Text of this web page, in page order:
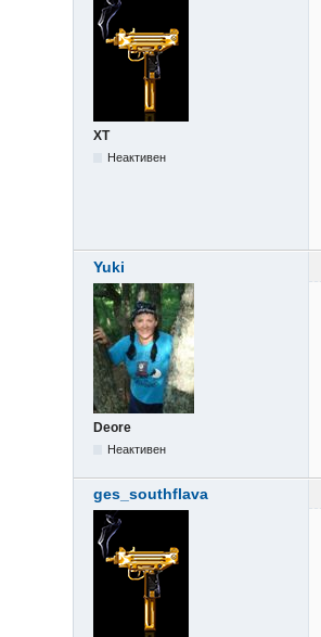
XT
Неактивен
Yuki
Deore
Неактивен
ges_southflava